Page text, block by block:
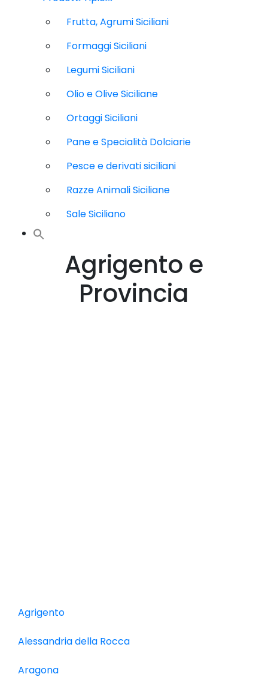
Frutta, Agrumi Siciliani
Formaggi Siciliani
Legumi Siciliani
Olio e Olive Siciliane
Ortaggi Siciliani
Pane e Specialità Dolciarie
Pesce e derivati siciliani
Razze Animali Siciliane
Sale Siciliano
Agrigento e
Provincia
Agrigento
Alessandria della Rocca
Aragona